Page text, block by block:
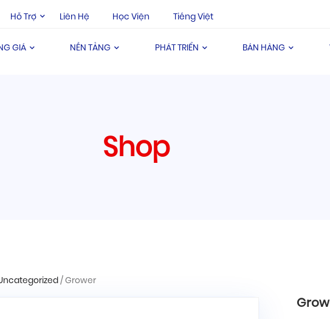
Hỗ Trợ Liên Hệ Học Viện Tiếng Việt
GIÁ NỀN TẢNG PHÁT TRIỂN BÁN HÀNG
Shop
/ Grower